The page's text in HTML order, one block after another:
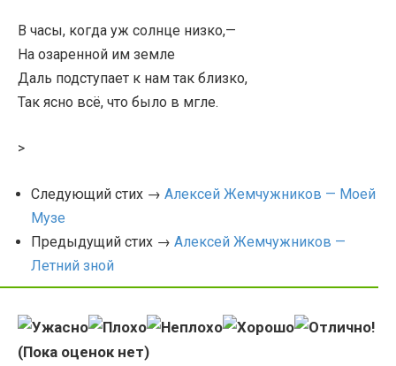
В часы, когда уж солнце низко,—
На озаренной им земле
Даль подступает к нам так близко,
Так ясно всё, что было в мгле.
>
Следующий стих → Алексей Жемчужников — Моей
Музе
Предыдущий стих → Алексей Жемчужников —
Летний зной
(Пока оценок нет)